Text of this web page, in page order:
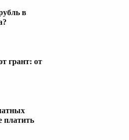
в
грант: от
платить